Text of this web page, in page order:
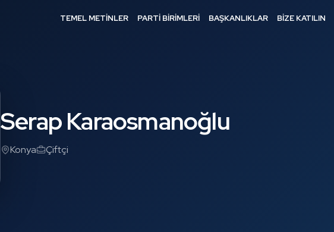
TEMEL METİNLER PARTİ BİRİMLERİ BAŞKANLIKLAR BİZE KATILIN
Serap Karaosmanoğlu
Konya Çiftçi